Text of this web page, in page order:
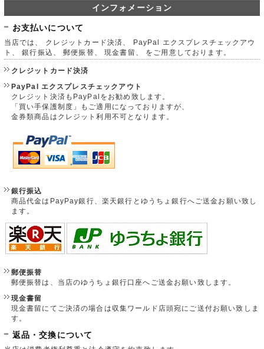
インフォメーション
お支払いについて
当店では、 クレジットカード決済、 PayPal エクスプレスチェックアウ
ト、 銀行振込、 郵便振替、 現金書留、 をご用意しております。
クレジットカード決済
PayPal エクスプレスチェックアウト
クレジット決済もPayPalをお勧め致します。
「買い手保護制度」もご適用になっておりますが、
金券類商品はクレジット利用不可となります。
銀行振込
商品代金はPayPay銀行、楽天銀行とゆうちょ銀行へご送金お願い致し
ます。
郵便振替
郵便振替は、当店のゆうちょ銀行口座へご送金お願い致します。
現金書留
現金書留にてご決済の場合は収集ワールド店頭宛にご送付お願い致しま
す。
返品・交換について